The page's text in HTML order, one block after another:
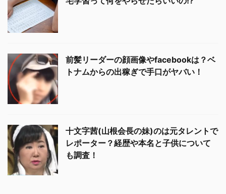
前髪リーダーの顔画像やfacebookは？ベ
トナムからの出稼ぎで手口がヤバい！
十文字茜(山根会長の妹)のは元タレントで
レポーター？経歴や本名と子供について
も調査！